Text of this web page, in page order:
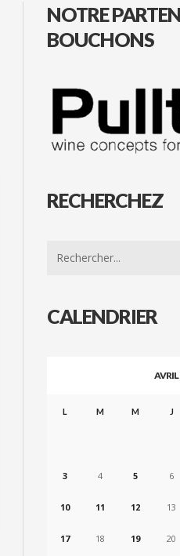
NOTRE
BOUCHONS
RECHERCHEZ
CALENDRIER
AVRIL
L M M J
3 4 5 6
10 11 12 13
17 18 19 20